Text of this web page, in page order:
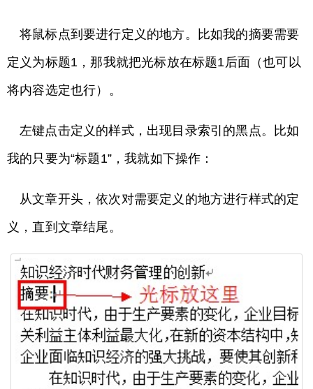
将鼠标点到要进行定义的地方。比如我的摘要需要
定义为标题1，那我就把光标放在标题1后面（也可以
将内容选定也行）。
左键点击定义的样式，出现目录索引的黑点。比如
我的只要为“标题1”，我就如下操作：
从文章开头，依次对需要定义的地方进行样式的定
义，直到文章结尾。